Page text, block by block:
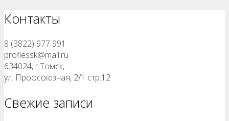
Контакты
8 (3822) 977 991
proflessk@mail.ru
634024, г.Томск,
ул. Профсоюзная, 2/1 стр.12
Свежие записи